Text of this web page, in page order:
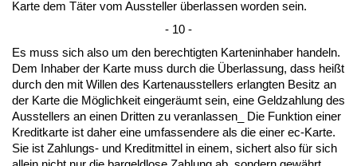
Kar­te dem Täter vom Aus­stel­ler über­las­sen wor­den sein.
- 10 -
Es muss sich al­so um den be­rech­tig­ten Kar­ten­in­ha­ber han­deln.
Dem In­ha­ber der Kar­te muss durch die Über­las­sung, dass heißt
durch den mit Wil­len des Kar­ten­aus­stel­lers er­lang­ten Be­sitz an
der Kar­te die Möglich­keit ein­geräumt sein, ei­ne Geld­zah­lung des
Aus­stel­lers an ei­nen Drit­ten zu ver­an­las­sen_ Die Funk­ti­on ei­ner
Kre­dit­kar­te ist da­her ei­ne um­fas­sen­de­re als die ei­ner ec-Kar­te.
Sie ist Zah­lungs- und Kre­dit­mit­tel in ei­nem, si­chert al­so für sich